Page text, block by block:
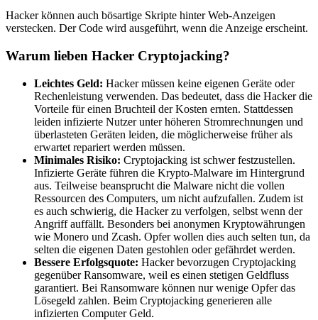
Hacker können auch bösartige Skripte hinter Web-Anzeigen
verstecken. Der Code wird ausgeführt, wenn die Anzeige erscheint.
Warum lieben Hacker Cryptojacking?
Leichtes Geld: Hacker müssen keine eigenen Geräte oder
Rechenleistung verwenden. Das bedeutet, dass die Hacker die
Vorteile für einen Bruchteil der Kosten ernten. Stattdessen
leiden infizierte Nutzer unter höheren Stromrechnungen und
überlasteten Geräten leiden, die möglicherweise früher als
erwartet repariert werden müssen.
Minimales Risiko: Cryptojacking ist schwer festzustellen.
Infizierte Geräte führen die Krypto-Malware im Hintergrund
aus. Teilweise beansprucht die Malware nicht die vollen
Ressourcen des Computers, um nicht aufzufallen. Zudem ist
es auch schwierig, die Hacker zu verfolgen, selbst wenn der
Angriff auffällt. Besonders bei anonymen Kryptowährungen
wie Monero und Zcash. Opfer wollen dies auch selten tun, da
selten die eigenen Daten gestohlen oder gefährdet werden.
Bessere Erfolgsquote: Hacker bevorzugen Cryptojacking
gegenüber Ransomware, weil es einen stetigen Geldfluss
garantiert. Bei Ransomware können nur wenige Opfer das
Lösegeld zahlen. Beim Cryptojacking generieren alle
infizierten Computer Geld.